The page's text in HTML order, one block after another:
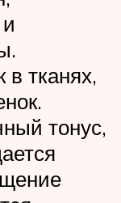
в тканях,
тонус,